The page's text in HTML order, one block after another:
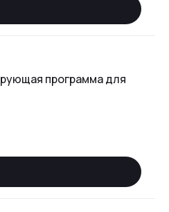
программа для